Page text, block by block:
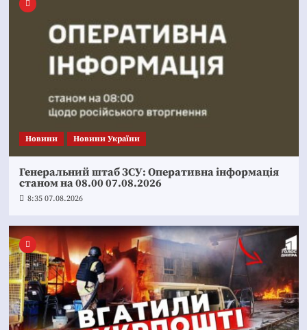
Новини Новини України
Генеральний штаб ЗСУ: Оперативна інформація
станом на 08.00 07.08.2026
8:35 07.08.2026